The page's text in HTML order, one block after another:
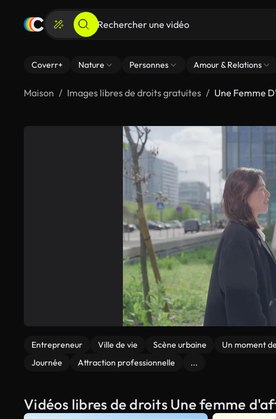
Coverr+ Nature Personnes Amour & Relations
Maison Images libres de droits gratuites Une Femme
Entrepreneur Ville de vie Scène urbaine Un moment
Journée
Attraction professionnelle ...
Vidéos libres de droits Une femme